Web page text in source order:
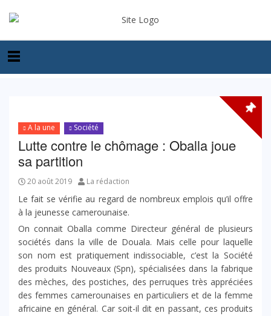
A la une Société
Lutte contre le chômage : Oballa joue
sa partition
20 août 2019 La rédaction
Le fait se vérifie au regard de nombreux emplois qu’il offre
à la jeunesse camerounaise.
On connait Oballa comme Directeur général de plusieurs
sociétés dans la ville de Douala. Mais celle pour laquelle
son nom est pratiquement indissociable, c’est la Société
des produits Nouveaux (Spn), spécialisées dans la fabrique
des mèches, des postiches, des perruques très appréciées
des femmes camerounaises en particuliers et de la femme
africaine en général. Car soit-il dit en passant, ces produits